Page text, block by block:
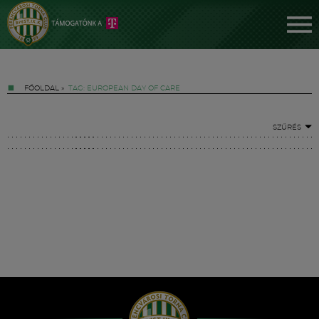
FŐOLDAL » TAG: EUROPEAN DAY OF CARE
SZŰRÉS
Hírek